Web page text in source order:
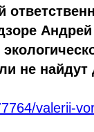
не
valerii-